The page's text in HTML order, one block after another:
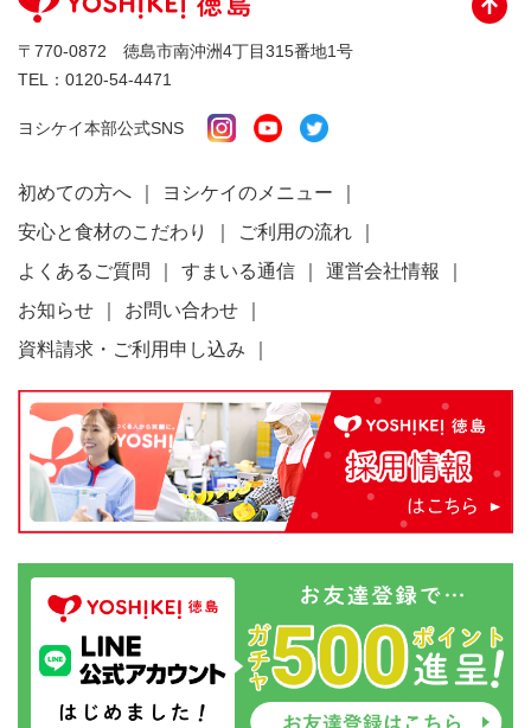
〒770-0872 徳島市南沖洲4丁目315番地1号
TEL： 0120-54-4471
ヨシケイ本部公式SNS
初めての方へ
ヨシケイのメニュー
安心と食材のこだわり
ご利用の流れ
よくあるご質問
すまいる通信
運営会社情報
お知らせ
お問い合わせ
資料請求・ご利用申し込み